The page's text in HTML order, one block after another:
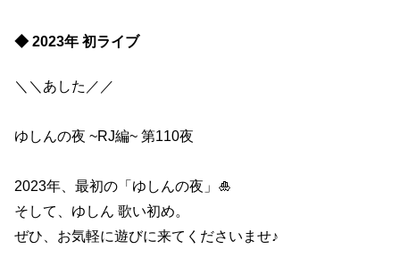
◆ 2023年 初ライブ
＼＼あした／／
ゆしんの夜 ~RJ編~ 第110夜
2023年、最初の「ゆしんの夜」🎍
そして、ゆしん 歌い初め。
ぜひ、お気軽に遊びに来てくださいませ♪